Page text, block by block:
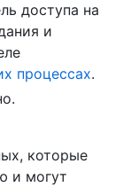
доступа на
и
процессах.
которые
и могут